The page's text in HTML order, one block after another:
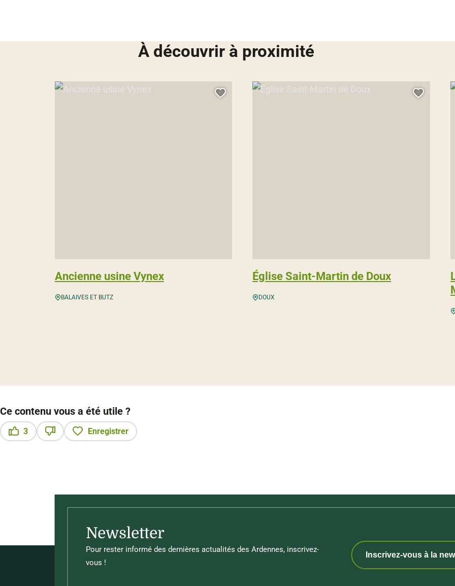
À découvrir à proximité
Ancienne usine Vynex
BALAIVES ET BUTZ
Ancienne usine Vynex, © Droits gérés – Marasi Julien
Ajouter cette page au carnet de voyage ?
Église Saint-Martin de Doux
DOUX
Église Saint-Martin de Doux, © Droits gérés – OTPR
Ce contenu vous a été utile ?
3 Enregistrer
Newsletter
Pour rester informé des dernières actualités des Ardennes, inscrivez-
vous !
Inscrivez-vous à la